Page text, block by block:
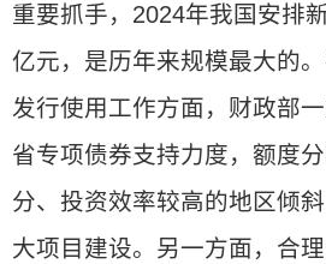
重要抓手，2024年我国安排
亿元，是历年来规模最大的
发行使用工作方面，财政部
省专项债券支持力度，额度
分、投资效率较高的地区倾
大项目建设。另一方面，合